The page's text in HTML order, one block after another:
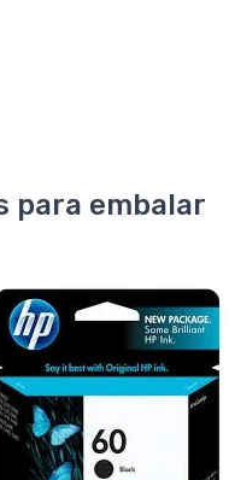
para embalar